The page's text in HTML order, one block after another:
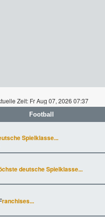
Zeit: Fr Aug 07, 2026 07:37
Football
Spielklasse...
deutsche Spielklasse...
ranchises...